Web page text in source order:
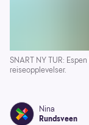
SNART NY TUR:
reiseopplevelser.
Nina
Rundsveen